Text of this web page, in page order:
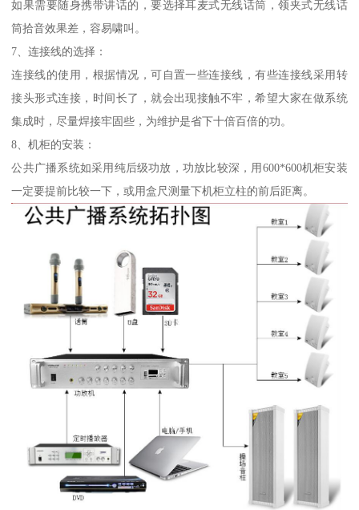
如果需要随身携带讲话的，要选择耳麦式无线话筒，领夹式无线话
筒拾音效果差，容易啸叫。
7、连接线的选择：
连接线的使用，根据情况，可自置一些连接线，有些连接线采用转
接头形式连接，时间长了，就会出现接触不牢，希望大家在做系统
集成时，尽量焊接牢固些，为维护是省下十倍百倍的功。
8、机柜的安装：
公共广播系统如采用纯后级功放，功放比较深，用600*600机柜安装
一定要提前比较一下，或用盒尺测量下机柜立柱的前后距离。